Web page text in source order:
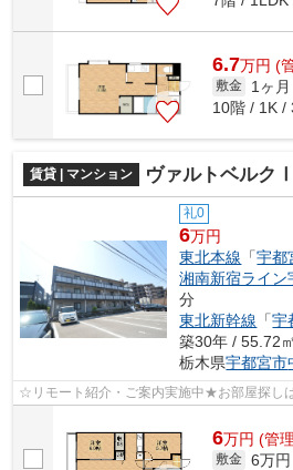
6.7万円 (
敷金 1ヶ月
10階 / 1K /
賃貸 | マンション ヴァルトベルクⅠ
礼0
6万円
東北本線 「宇都
湘南新宿ライン
分
東北新幹線 「宇
築30年 / 55.72㎡
栃木県宇都宮市
☆リモート紹介・ご案内実施中★お部屋探し
6万円 (管
敷金 6万円